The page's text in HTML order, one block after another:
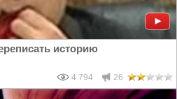
историю
4 794 26